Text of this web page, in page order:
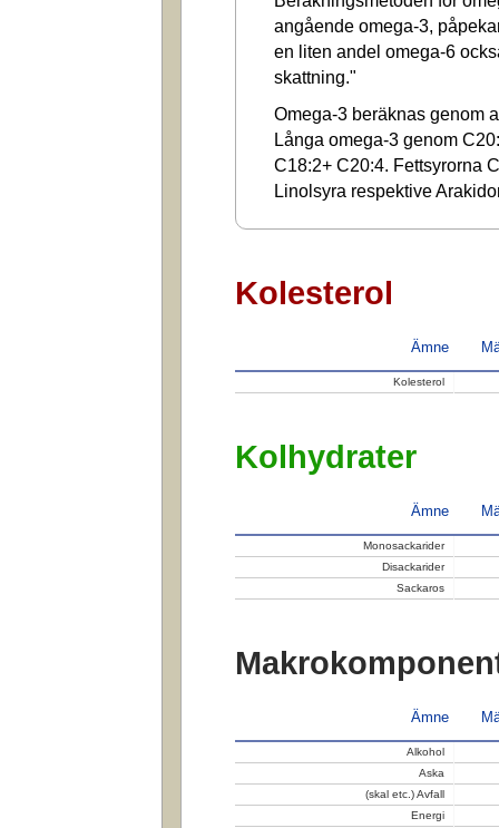
angående omega-3,
en liten andel omega-6
skattning."
Omega-3 beräknas genom
Långa omega-3 genom
C18:2+ C20:4. Fettsyrorna
Linolsyra respektive
Kolesterol
Ämne
Kolesterol
Kolhydrater
Ämne
Monosackarider
Disackarider
Sackaros
Ämne
Alkohol
Aska
(skal etc.) Avfall
Energi